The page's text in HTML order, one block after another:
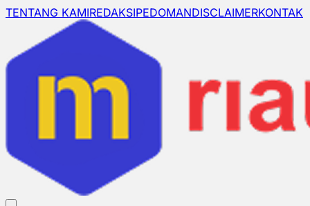
TENTANG KAMIREDAKSIPEDOMANDISCLAIMERKONTAK